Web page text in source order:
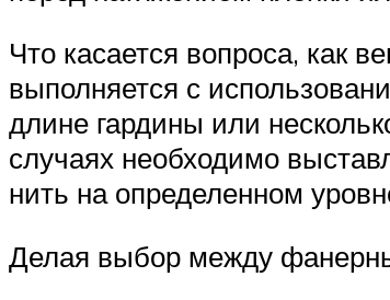
Что касается вопроса, как
выполняется с
длине гардины или
случаях необходимо
нить на определенном
Делая выбор между